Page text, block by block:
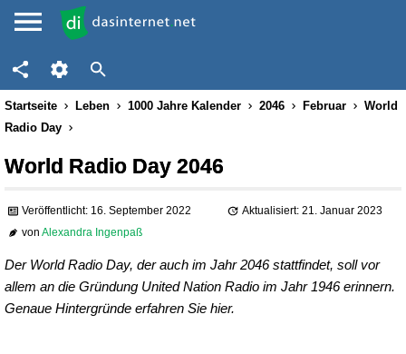
Startseite Leben 1000 Jahre Kalender 2046 Februar
World
Radio Day
World Radio Day 2046
Veröffentlicht: 16. September 2022
Aktualisiert: 21. Januar 2023
vonAlexandra Ingenpaß
Der World Radio Day, der auch im Jahr 2046 stattfindet, soll vor
allem an die Gründung United Nation Radio im Jahr 1946 erinnern.
Genaue Hintergründe erfahren Sie hier.